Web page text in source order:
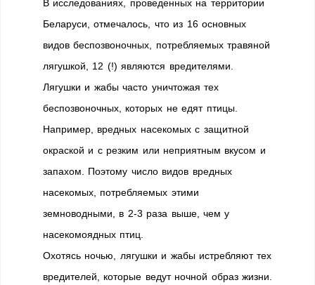
В исследованиях, проведенных на территории
Беларуси, отмечалось, что из 16 основных
видов беспозвоночных, потребляемых травяной
лягушкой, 12 (!) являются вредителями.
Лягушки и жабы часто уничтожая тех
беспозвоночных, которых не едят птицы.
Например, вредных насекомых с защитной
окраской и с резким или неприятным вкусом и
запахом. Поэтому число видов вредных
насекомых, потребляемых этими
земноводными, в 2-3 раза выше, чем у
насекомоядных птиц.
Охотясь ночью, лягушки и жабы истребляют тех
вредителей, которые ведут ночной образ жизни.